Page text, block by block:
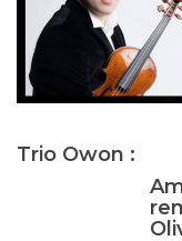
Trio Owon :